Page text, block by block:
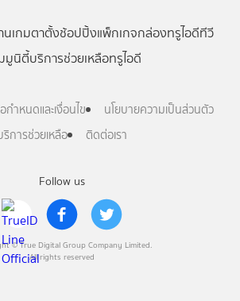
Follow us
© True Digital Group Company Limited.
All rights reserved
นเกมตาตั้งช้อปปิ้งแพ็กเกจกล่องทรูไอดีทีวี
มูนิตี้บริการช่วยเหลือทรูไอดี
กำหนดและเงื่อนไข
นโยบายความเป็นส่วนตัว
ริการช่วยเหลือ
ติดต่อเรา